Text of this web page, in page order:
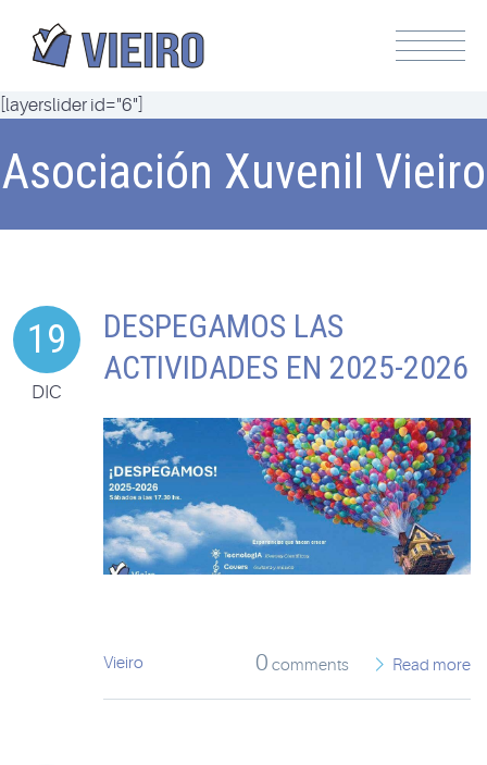
[layerslider id="6"]
Asociación Xuvenil Vieiro
19
DIC
DESPEGAMOS LAS
ACTIVIDADES EN 2025-2026
Vieiro 0 comments Read more